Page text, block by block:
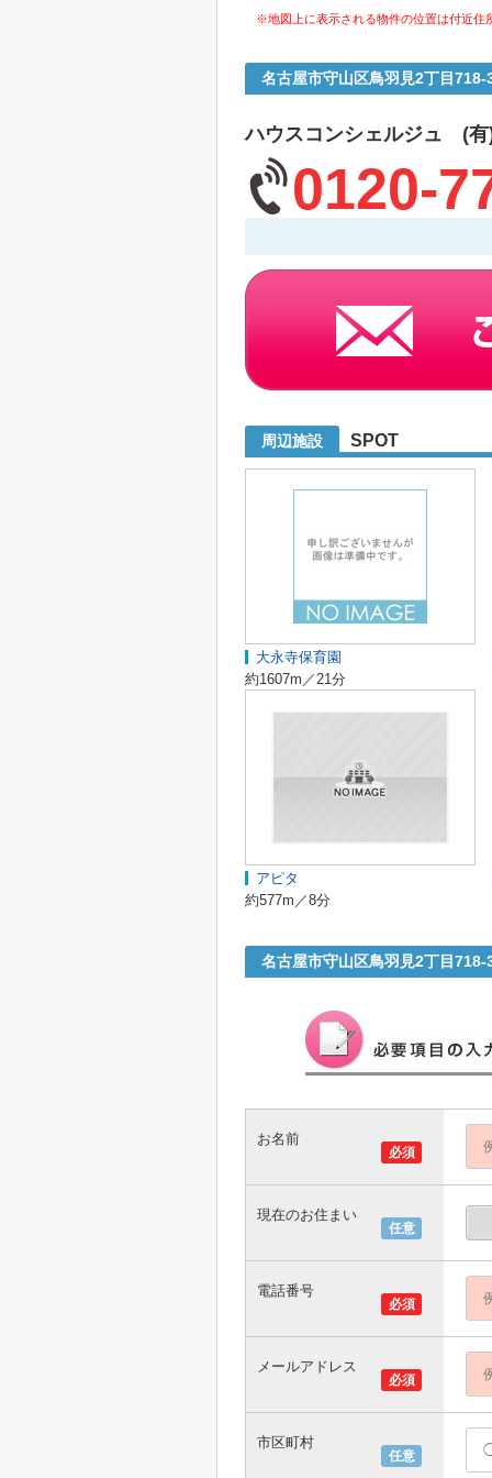
※地図上に表示される物件の位置は付近住
名古屋市守山区鳥羽見2丁目
ハウスコンシェルジュ (有
0120-
周辺施設 SPOT
大永寺保育園
約1607m／21分
アピタ
約577m／8分
名古屋市守山区鳥羽見2丁目
必須
お名前
任意
現在のお住まい
必須
電話番号
必須
メールアドレス
任意
市区町村